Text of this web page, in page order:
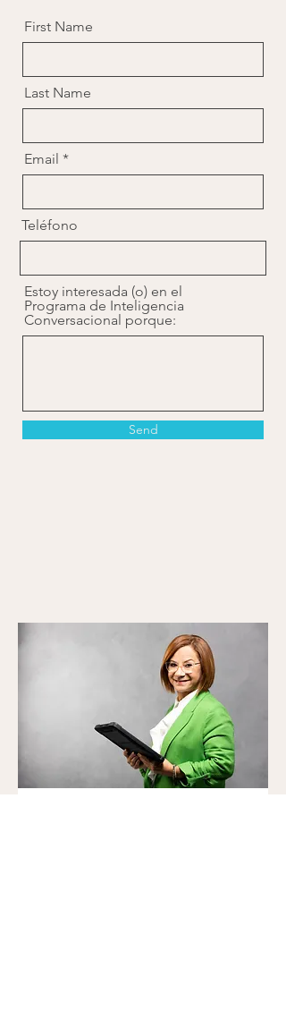
First Name
Last Name
Email
Teléfono
Estoy interesada (o) en el
Programa de Inteligencia
Conversacional porque:
Send